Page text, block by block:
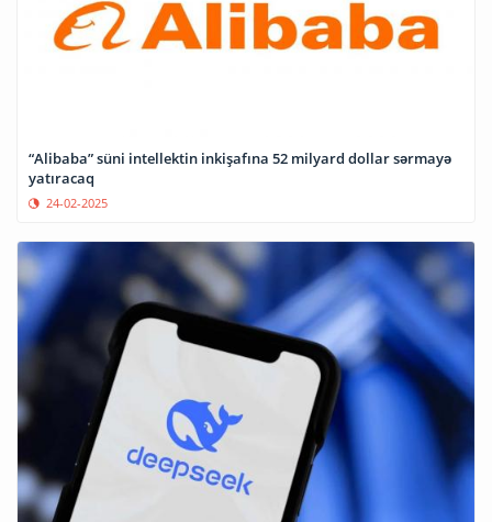
“Alibaba” süni intellektin inkişafına 52 milyard dollar sərmayə
yatıracaq
24-02-2025